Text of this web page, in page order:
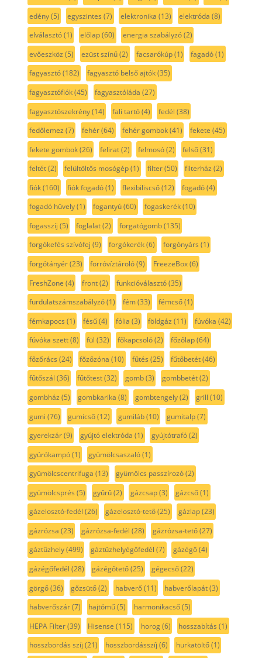
edény(5) egyszintes (7) elektronika (13) elektróda (8)
elválasztó(1) előlap(60) energia szabályzó(2)
evőeszköz (5) ezüst színű(2) facsarókúp(1) fagadó(1)
fagyasztó(182) fagyasztó belső ajtók(35)
fagyasztófiók(45) fagyasztóláda (27)
fagyasztószekrény(14) fali tartó(4) fedél (38)
fedőlemez (7) fehér(64) fehér gombok(41) fekete (45)
fekete gombok(26) felirat(2) felmosó(2) felső(31)
feltét(2) felültöltős mosógép(1) filter(50) filterház (2)
fiók(160) fiók fogadó(1) flexibiliscső(12) fogadó(4)
fogadó hüvely(1) fogantyú(60) fogaskerék(10)
fogasszíj (5) foglalat(2) forgatógomb(135)
forgókefés szívófej (9) forgókerék(6) forgónyárs (1)
forgótányér(23) forróvíztároló(9) FreezeBox(6)
FreshZone (4) front(2) funkcióválasztó(35)
furdulatszámszabályzó(1) fém(33) fémcső(1)
fémkapocs (1) fésű(4) fólia (3) földgáz (11) fúvóka (42)
fúvóka szett(8) fül (32) főkapcsoló(2) főzőlap(64)
főzőrács (24) főzőzóna (10) fűtés (25) fűtőbetét(46)
fűtőszál (36) fűtőtest(32) gomb(3) gombbetét(2)
gombház (5) gombkarika (8) gombtengely(2) grill (10)
gumi (76) gumicső(12) gumiláb(10) gumitalp(7)
gyerekzár(9) gyújtó elektróda (1) gyújtótrafó(2)
gyúrókampó(1) gyümölcsaszaló(1)
gyümölcscentrifuga (13) gyümölcs passzírozó(2)
gyümölcsprés (5) gyűrű(2) gázcsap(3) gázcső(1)
gázelosztó-fedél (26) gázelosztó-tető(25) gázlap(23)
gázrózsa (23) gázrózsa-fedél (28) gázrózsa-tető(27)
gáztűzhely(499) gáztűzhelyégőfedél (7) gázégő(4)
gázégőfedél (28) gázégőtető(25) gégecső(22)
görgő(36) gőzsütő(2) habverő(11) habverőlapát(3)
habverőszár(7) hajtómű(5) harmonikacső(5)
HEPA Filter(39) Hisense (115) horog(6) hosszabítás (1)
hosszbordás szíj (21) hosszbordásszíj (6) hurkatöltő(1)